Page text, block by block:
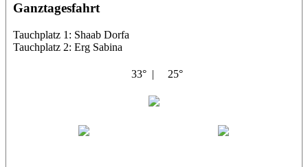
Ganztagesfahrt
Tauchplatz 1: Shaab Dorfa
Tauchplatz 2: Erg Sabina
33° | 25°